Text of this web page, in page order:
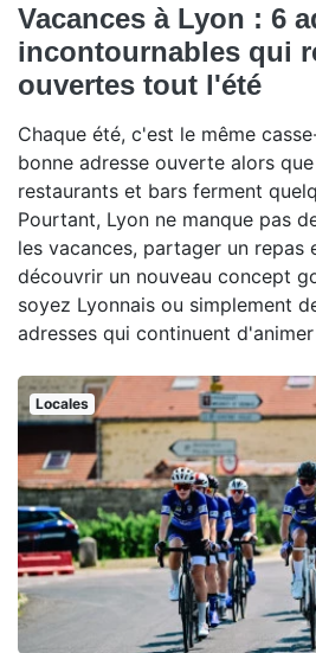
Vacances à Lyon : 6
incontournables qui
ouvertes tout l'été
Chaque été, c'est le même
bonne adresse ouverte alors
restaurants et bars ferment
Pourtant, Lyon ne manque pas
les vacances, partager un repas
découvrir un nouveau concept
soyez Lyonnais ou simplement
adresses qui continuent
Locales